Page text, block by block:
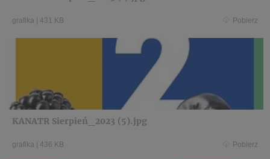
grafika | 431 KB Pobierz
KANATR Sierpień_2023 (5).jpg
grafika | 436 KB Pobierz